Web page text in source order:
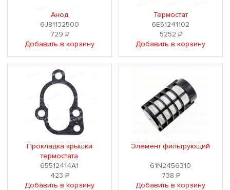
Анод
6J81132500
729Р
Добавить в корзину
Термостат
6E51241102
5252Р
Добавить в корзину
Прокладка крышки
термостата
65512414A1
423Р
Добавить в корзину
Элемент фильтрующий
61N2456310
738Р
Добавить в корзину